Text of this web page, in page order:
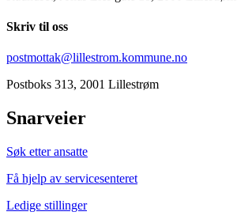
Skriv til oss
postmottak@lillestrom.kommune.no
Postboks 313, 2001 Lillestrøm
Snarveier
Søk etter ansatte
Få hjelp av servicesenteret
Ledige stillinger